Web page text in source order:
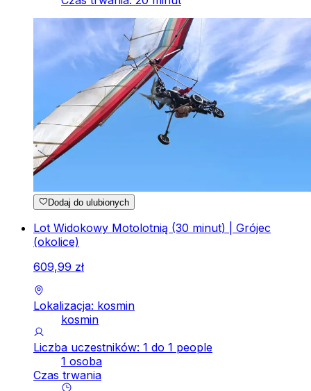
Dodaj do ulubionych
Lot Widokowy Motolotnią (30 minut) | Grójec
(okolice)
609,99 zł
Lokalizacja: kosmin
kosmin
Liczba uczestników: 1 do 1 people
1 osoba
Czas trwania